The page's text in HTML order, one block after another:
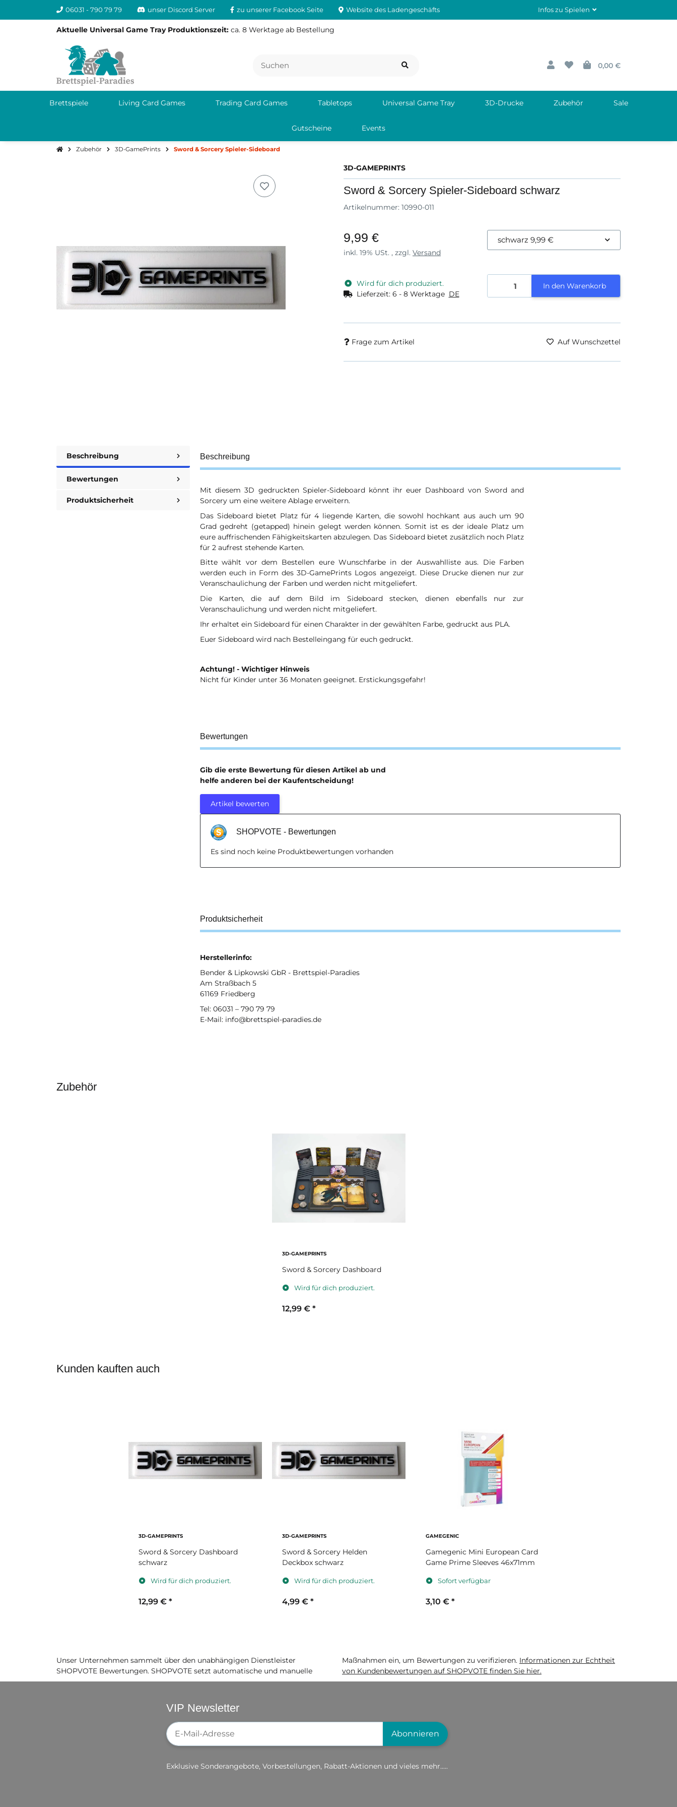
06031 - 790 79 79 unser Discord Server zu unserer Facebook Seite Website des Ladengeschäfts Infos zu Spielen
Aktuelle Universal Game Tray Produktionszeit: ca. 8 Werktage ab Bestellung
0,00 €
Brettspiele Living Card Games Trading Card Games Tabletops Universal Game Tray 3D-Drucke Zubehör Sale
Gutscheine Events
Zubehör 3D-GamePrints Sword & Sorcery Spieler-Sideboard
3D-GAMEPRINTS
Sword & Sorcery Spieler-Sideboard schwarz
Artikelnummer: 10990-011
9,99 €
inkl. 19% USt. , zzgl. Versand
Wird für dich produziert.
Lieferzeit: 6 - 8 Werktage DE
schwarz 9,99 €
In den Warenkorb
Frage zum Artikel Auf Wunschzettel
Beschreibung
Bewertungen
Produktsicherheit
Beschreibung
Mit diesem 3D gedruckten Spieler-Sideboard könnt ihr euer Dashboard von Sword and
Sorcery um eine weitere Ablage erweitern.
Das Sideboard bietet Platz für 4 liegende Karten, die sowohl hochkant aus auch um 90
Grad gedreht (getapped) hinein gelegt werden können. Somit ist es der ideale Platz um
eure auffrischenden Fähigkeitskarten abzulegen. Das Sideboard bietet zusätzlich noch Platz
für 2 aufrest stehende Karten.
Bitte wählt vor dem Bestellen eure Wunschfarbe in der Auswahlliste aus. Die Farben
werden euch in Form des 3D-GamePrints Logos angezeigt. Diese Drucke dienen nur zur
Veranschaulichung der Farben und werden nicht mitgeliefert.
Die Karten, die auf dem Bild im Sideboard stecken, dienen ebenfalls nur zur
Veranschaulichung und werden nicht mitgeliefert.
Ihr erhaltet ein Sideboard für einen Charakter in der gewählten Farbe, gedruckt aus PLA.
Euer Sideboard wird nach Bestelleingang für euch gedruckt.
Achtung! - Wichtiger Hinweis
Nicht für Kinder unter 36 Monaten geeignet. Erstickungsgefahr!
Bewertungen
Gib die erste Bewertung für diesen Artikel ab und
helfe anderen bei der Kaufentscheidung!
Artikel bewerten
SHOPVOTE - Bewertungen
Es sind noch keine Produktbewertungen vorhanden
Produktsicherheit
Herstellerinfo:
Bender & Lipkowski GbR - Brettspiel-Paradies
Am Straßbach 5
61169 Friedberg
Tel: 06031 – 790 79 79
E-Mail: info@brettspiel-paradies.de
Zubehör
3D-GAMEPRINTS
Sword & Sorcery Dashboard
Wird für dich produziert.
12,99 € *
Kunden kauften auch
3D-GAMEPRINTS
Sword & Sorcery Dashboard
schwarz
Wird für dich produziert.
12,99 € *
3D-GAMEPRINTS
Sword & Sorcery Helden
Deckbox schwarz
Wird für dich produziert.
4,99 € *
GAMEGENIC
Gamegenic Mini European Card
Game Prime Sleeves 46x71mm
Sofort verfügbar
3,10 € *
Unser Unternehmen sammelt über den unabhängigen Dienstleister
SHOPVOTE Bewertungen. SHOPVOTE setzt automatische und manuelle
Maßnahmen ein, um Bewertungen zu verifizieren. Informationen zur Echtheit
von Kundenbewertungen auf SHOPVOTE finden Sie hier.
VIP Newsletter
Newsletter-Registrierung
Abonnieren
Exklusive Sonderangebote, Vorbestellungen, Rabatt-Aktionen und vieles mehr.....